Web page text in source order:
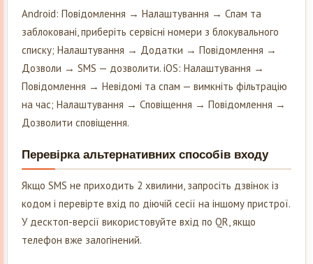
Android: Повідомлення → Налаштування → Спам та
заблоковані, приберіть сервісні номери з блокувального
списку; Налаштування → Додатки → Повідомлення →
Дозволи → SMS — дозволити. iOS: Налаштування →
Повідомлення → Невідомі та спам — вимкніть фільтрацію
на час; Налаштування → Сповіщення → Повідомлення →
Дозволити сповіщення.
Перевірка альтернативних способів входу
Якщо SMS не приходить 2 хвилини, запросіть дзвінок із
кодом і перевірте вхід по діючій сесії на іншому пристрої.
У десктоп-версії використовуйте вхід по QR, якщо
телефон вже залогінений.